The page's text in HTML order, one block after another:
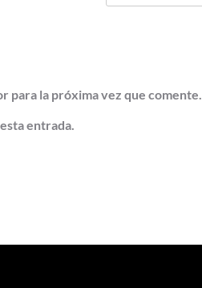
para la próxima vez que comente.
entrada.